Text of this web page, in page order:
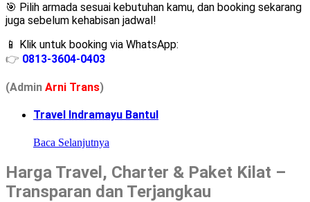
🎯 Pilih armada sesuai kebutuhan kamu, dan booking sekarang
juga sebelum kehabisan jadwal!
📱 Klik untuk booking via WhatsApp:
👉 0813-3604-0403
(Admin Arni Trans)
Travel Indramayu Bantul
Baca Selanjutnya
Harga Travel, Charter & Paket Kilat –
Transparan dan Terjangkau